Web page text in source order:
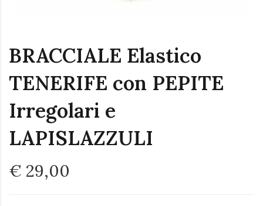
BRACCIALE Elastico
TENERIFE con PEPITE
Irregolari e
LAPISLAZZULI
€ 29,00